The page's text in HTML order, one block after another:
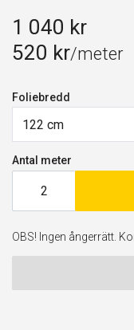
1 040 kr
520 kr/meter
Foliebredd
122 cm
Antal meter
OBS! Ingen ångerrätt.